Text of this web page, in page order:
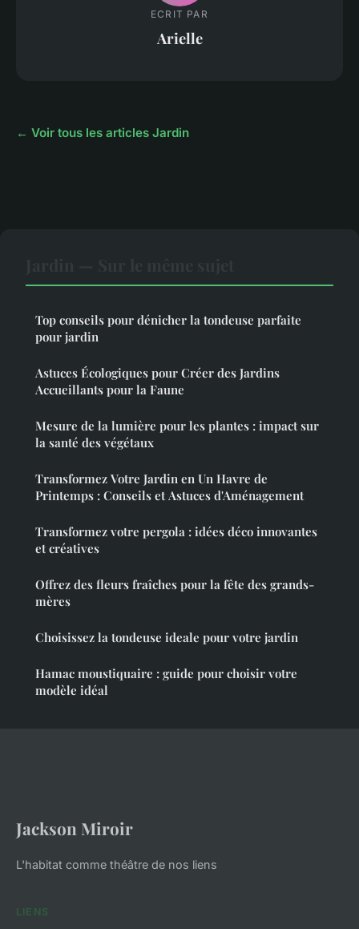
ECRIT PAR
Arielle
← Voir tous les articles Jardin
Top conseils pour dénicher la tondeuse parfaite
pour jardin
Astuces Écologiques pour Créer des Jardins
Accueillants pour la Faune
Mesure de la lumière pour les plantes : impact sur
la santé des végétaux
Transformez Votre Jardin en Un Havre de
Printemps : Conseils et Astuces d'Aménagement
Transformez votre pergola : idées déco innovantes
et créatives
Offrez des fleurs fraîches pour la fête des grands-
mères
Choisissez la tondeuse ideale pour votre jardin
Hamac moustiquaire : guide pour choisir votre
modèle idéal
Jackson Miroir
L'habitat comme théâtre de nos liens
LIENS